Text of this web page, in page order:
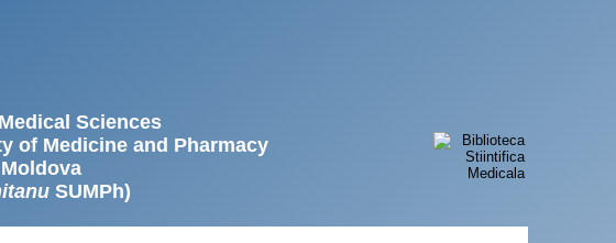
Sciences
of Medicine and Pharmacy
SUMPh)